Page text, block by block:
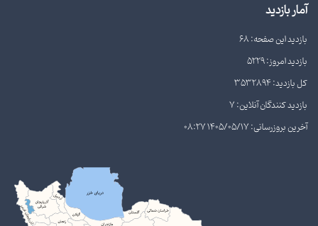
آمار بازدید
بازدید این صفحه: 68
بازدید امروز: 5229
کل بازدید: 3532894
بازدید کنندگان آنلاین: 7
آخرین بروزرسانی: 1405/05/17 08:27